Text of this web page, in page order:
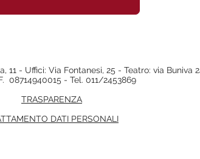
11 - Uffici: Via Fontanesi, 25 - Teatro: via Buniva
08714940015 - Tel. 011/2453869
TRASPARENZA
DATI PERSONALI